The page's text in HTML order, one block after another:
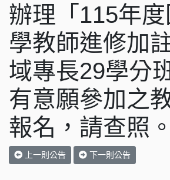
辦理「115年
學教師進修加
域專長29學分
有意願參加之
報名，請查照。
上一則公告 下一則公告